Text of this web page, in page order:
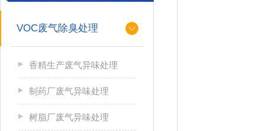
VOC废气除臭处理
香精生产废气异味处理
制药厂废气异味处理
树脂厂废气异味处理